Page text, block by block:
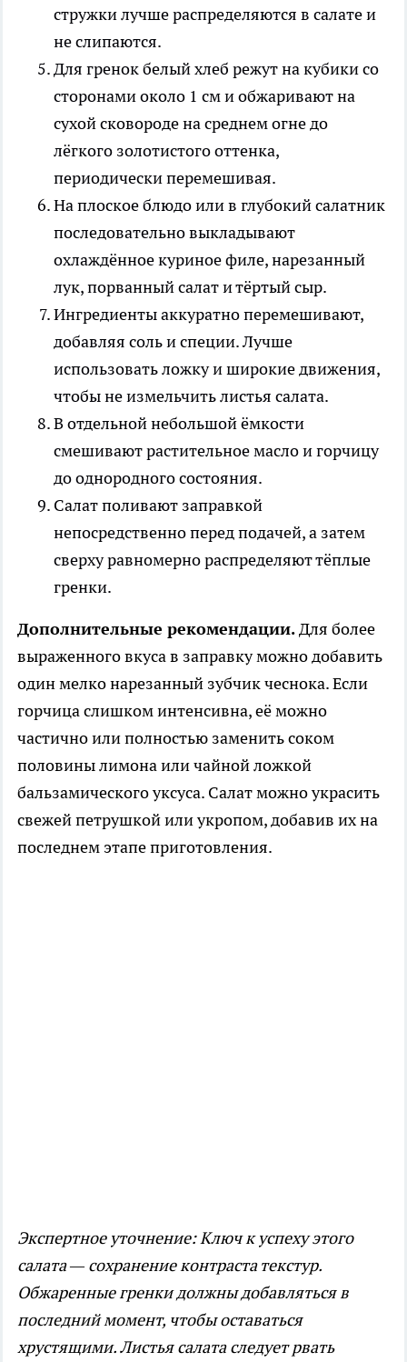
стружки лучше распределяются в салате и
не слипаются.
Для гренок белый хлеб режут на кубики со
сторонами около 1 см и обжаривают на
сухой сковороде на среднем огне до
лёгкого золотистого оттенка,
периодически перемешивая.
На плоское блюдо или в глубокий салатник
последовательно выкладывают
охлаждённое куриное филе, нарезанный
лук, порванный салат и тёртый сыр.
Ингредиенты аккуратно перемешивают,
добавляя соль и специи. Лучше
использовать ложку и широкие движения,
чтобы не измельчить листья салата.
В отдельной небольшой ёмкости
смешивают растительное масло и горчицу
до однородного состояния.
Салат поливают заправкой
непосредственно перед подачей, а затем
сверху равномерно распределяют тёплые
гренки.
Дополнительные рекомендации.Для более
выраженного вкуса в заправку можно добавить
один мелко нарезанный зубчик чеснока. Если
горчица слишком интенсивна, её можно
частично или полностью заменить соком
половины лимона или чайной ложкой
бальзамического уксуса. Салат можно украсить
свежей петрушкой или укропом, добавив их на
последнем этапе приготовления.
Экспертное уточнение: Ключ к успеху этого
салата — сохранение контраста текстур.
Обжаренные гренки должны добавляться в
последний момент, чтобы оставаться
хрустящими. Листья салата следует рвать